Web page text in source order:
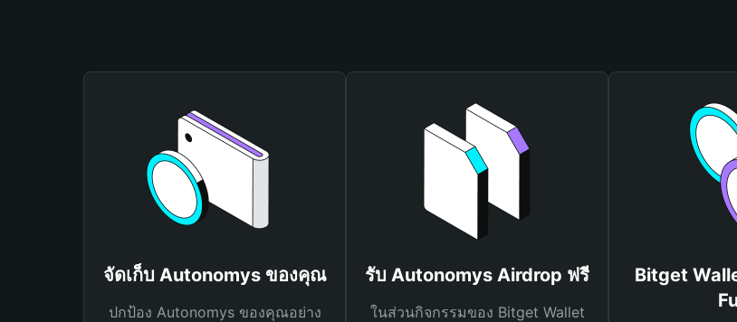
จัดเก็บ Autonomys ของคุณ
ปกป้อง Autonomys ของคุณอย่าง
รับ Autonomys Airdrop ฟรี
ในส่วนกิจกรรมของ Bitget Wallet
Bitget